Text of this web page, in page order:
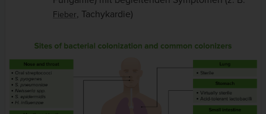
Fieber, Tachykardie)